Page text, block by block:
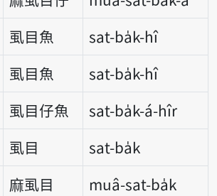
虱目魚
sat-ba̍k-hî
虱目魚
sat-ba̍k-hî
虱目仔魚
sat-ba̍k-á-hîr
虱目
sat-ba̍k
麻虱目
muâ-sat-ba̍k